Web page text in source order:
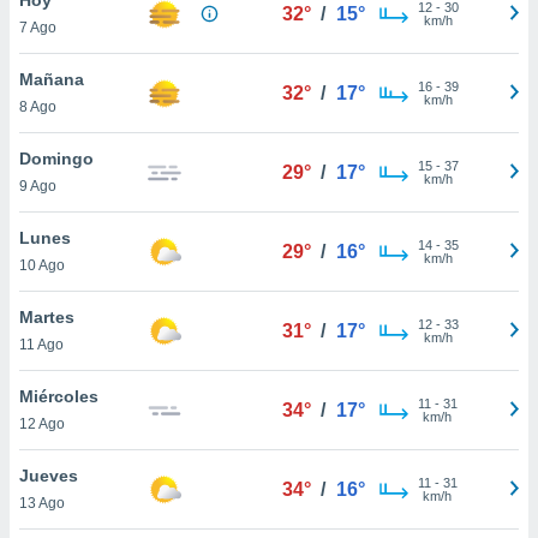
y
en
más
de
7 Ago
32° / 15° 12- 30
km/h
Mañana
8 Ago
32° / 17° 16- 39
km/h
Domingo
9 Ago
29° / 17° 15- 37
km/h
Lunes
10 Ago
29° / 16° 14- 35
km/h
Martes
11 Ago
31° / 17° 12- 33
km/h
Miércoles
12 Ago
34° / 17° 11 - 31
km/h
Jueves
13 Ago
34° / 16° 11 - 31
km/h